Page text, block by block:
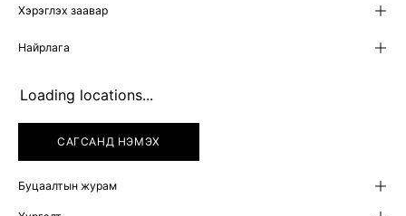
Хэрэглэх заавар
Найрлага
Loading locations...
САГСАНД НЭМЭХ
Буцаалтын журам